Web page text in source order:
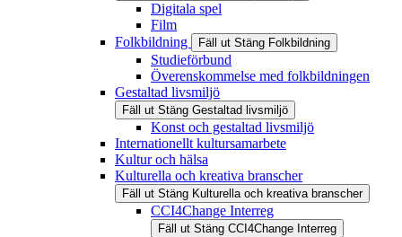
Digitala spel
Film
Folkbildning
Fäll ut Stäng Folkbildning
Studieförbund
Överenskommelse med folkbildningen
Gestaltad livsmiljö
Fäll ut Stäng Gestaltad livsmiljö
Konst och gestaltad livsmiljö
Internationellt kultursamarbete
Kultur och hälsa
Kulturella och kreativa branscher
Fäll ut Stäng Kulturella och kreativa branscher
CCI4Change Interreg
Fäll ut Stäng CCI4Change Interreg